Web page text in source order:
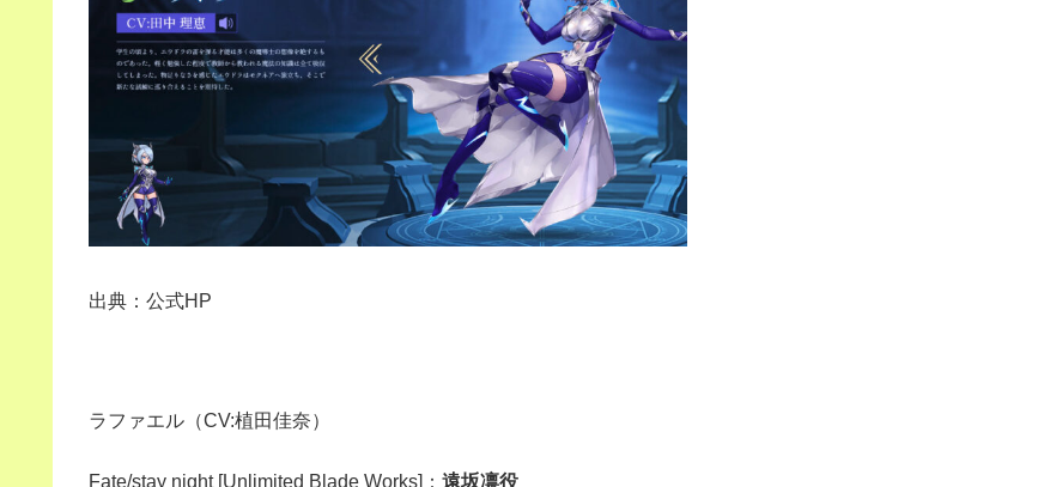
出典：公式HP
ラファエル（CV:植田佳奈）
Fate/stay night [Unlimited Blade Works]： 遠坂凛役